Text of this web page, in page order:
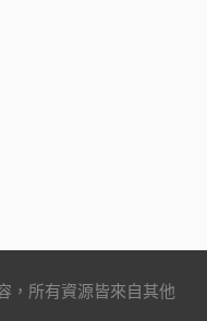
，所有資源皆來自其他